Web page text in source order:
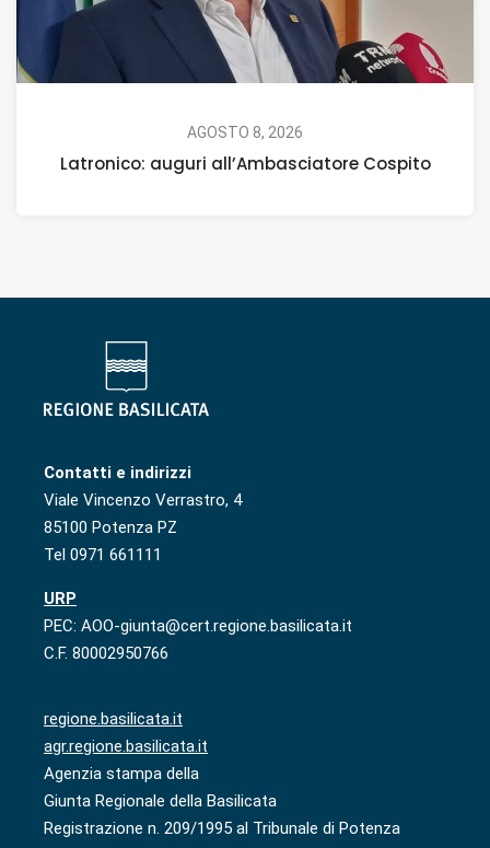
AGOSTO 8, 2026
Latronico: auguri all’Ambasciatore Cospito
Contatti e indirizzi
Viale Vincenzo Verrastro, 4
85100 Potenza PZ
Tel 0971 661111
URP
PEC: AOO-giunta@cert.regione.basilicata.it
C.F. 80002950766
regione.basilicata.it
agr.regione.basilicata.it
Agenzia stampa della
Giunta Regionale della Basilicata
Registrazione n. 209/1995 al Tribunale di Potenza